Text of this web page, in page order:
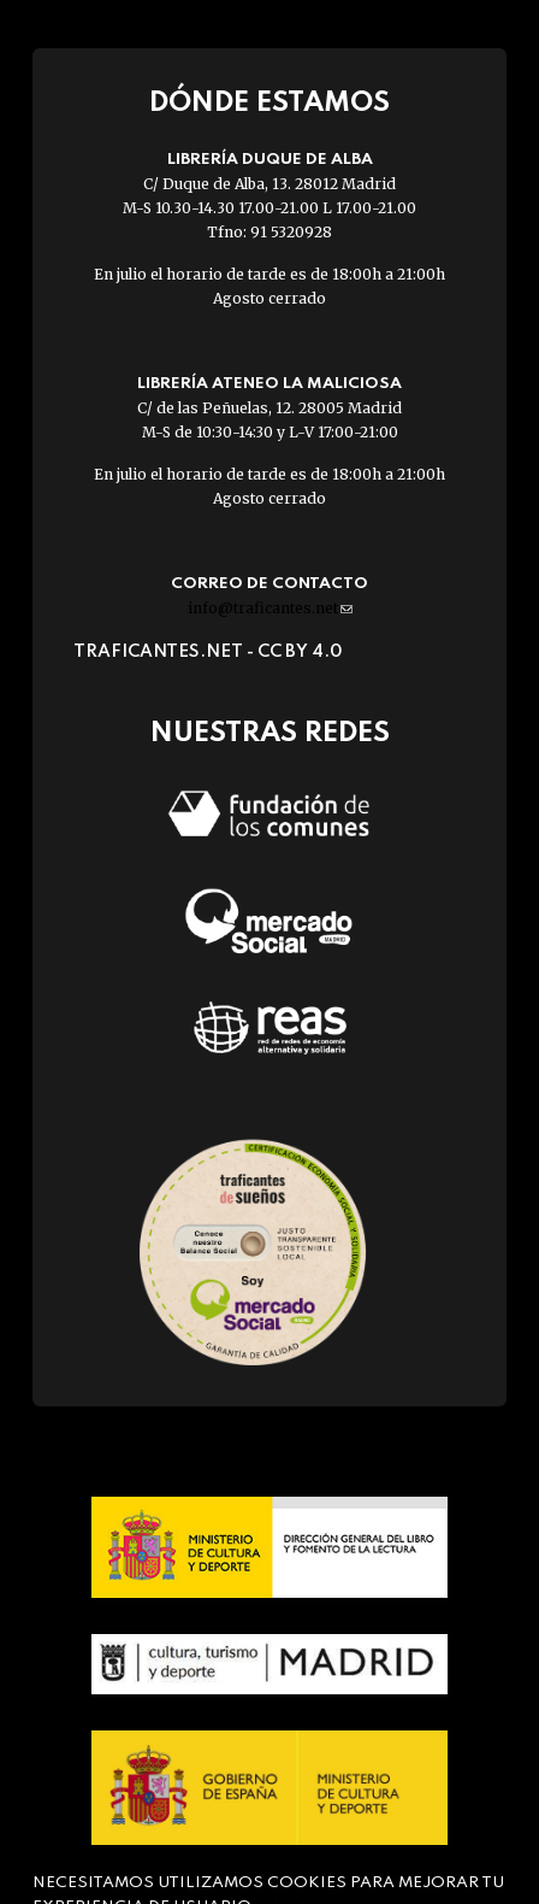
DÓNDE ESTAMOS
LIBRERÍA DUQUE DE ALBA
C/ Duque de Alba, 13. 28012 Madrid
M-S 10.30-14.30 17.00-21.00 L 17.00-21.00
Tfno: 91 5320928
En julio el horario de tarde es de 18:00h a 21:00h
Agosto cerrado
LIBRERÍA ATENEO LA MALICIOSA
C/ de las Peñuelas, 12. 28005 Madrid
M-S de 10:30-14:30 y L-V 17:00-21:00
En julio el horario de tarde es de 18:00h a 21:00h
Agosto cerrado
CORREO DE CONTACTO
info@traficantes.net (link
e-
TRAFICANTES.NET - CC BY 4.0
NUESTRAS REDES
NECESITAMOS UTILIZAMOS COOKIES PARA MEJORAR TU